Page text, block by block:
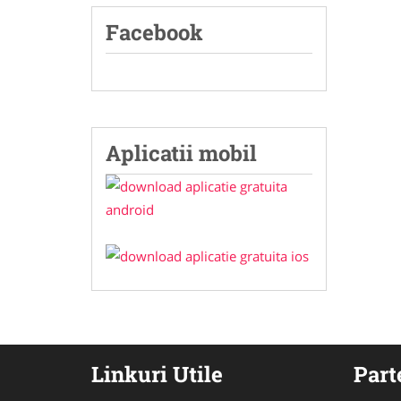
Facebook
Aplicatii mobil
Linkuri Utile